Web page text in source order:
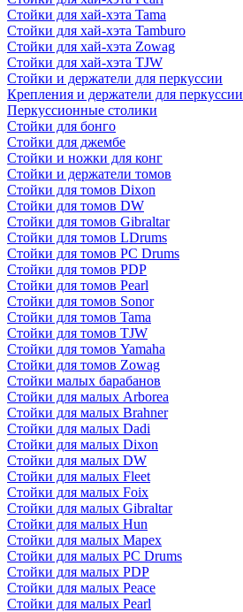
Стойки для хай-хэта Tama
Стойки для хай-хэта Tamburo
Стойки для хай-хэта Zowag
Стойки для хай-хэта TJW
Стойки и держатели для перкуссии
Крепления и держатели для перкуссии
Перкуссионные столики
Стойки для бонго
Стойки для джембе
Стойки и ножки для конг
Стойки и держатели томов
Стойки для томов Dixon
Стойки для томов DW
Стойки для томов Gibraltar
Стойки для томов LDrums
Стойки для томов PC Drums
Стойки для томов PDP
Стойки для томов Pearl
Стойки для томов Sonor
Стойки для томов Tama
Стойки для томов TJW
Стойки для томов Yamaha
Стойки для томов Zowag
Стойки малых барабанов
Стойки для малых Arborea
Стойки для малых Brahner
Стойки для малых Dadi
Стойки для малых Dixon
Стойки для малых DW
Стойки для малых Fleet
Стойки для малых Foix
Стойки для малых Gibraltar
Стойки для малых Hun
Стойки для малых Mapex
Стойки для малых PC Drums
Стойки для малых PDP
Стойки для малых Peace
Стойки для малых Pearl